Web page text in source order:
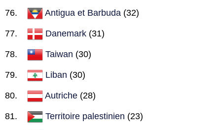
Antigua et Barbuda (32)
Danemark (31)
Taiwan (30)
Liban (30)
Autriche (28)
Territoire palestinien (23)